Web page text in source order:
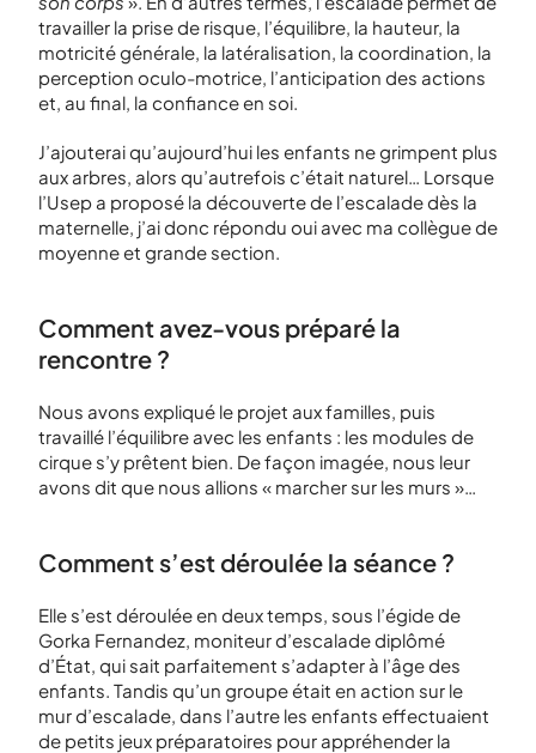
travailler la prise de risque, l’équilibre, la hauteur, la
motricité générale, la latéralisation, la coordination, la
perception oculo-motrice, l’anticipation des actions
et, au final, la confiance en soi.
J’ajouterai qu’aujourd’hui les enfants ne grimpent plus
aux arbres, alors qu’autrefois c’était naturel… Lorsque
l’Usep a proposé la découverte de l’escalade dès la
maternelle, j’ai donc répondu oui avec ma collègue de
moyenne et grande section.
Comment avez-vous préparé la
rencontre ?
Nous avons expliqué le projet aux familles, puis
travaillé l’équilibre avec les enfants : les modules de
cirque s’y prêtent bien. De façon imagée, nous leur
avons dit que nous allions « marcher sur les murs »…
Comment s’est déroulée la séance ?
Elle s’est déroulée en deux temps, sous l’égide de
Gorka Fernandez, moniteur d’escalade diplômé
d’État, qui sait parfaitement s’adapter à l’âge des
enfants. Tandis qu’un groupe était en action sur le
mur d’escalade, dans l’autre les enfants effectuaient
de petits jeux préparatoires pour appréhender la